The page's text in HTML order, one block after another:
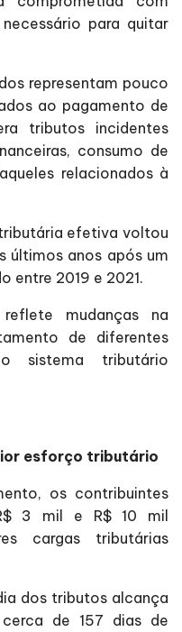
para quitar
representam pouco
ao pagamento de
tributos incidentes
consumo de
relacionados à
efetiva voltou
últimos anos após um
entre 2019 e 2021.
mudanças na
de diferentes
sistema tributário
esforço tributário
os contribuintes
3 mil e R$ 10 mil
cargas tributárias
dos tributos alcança
de 157 dias de